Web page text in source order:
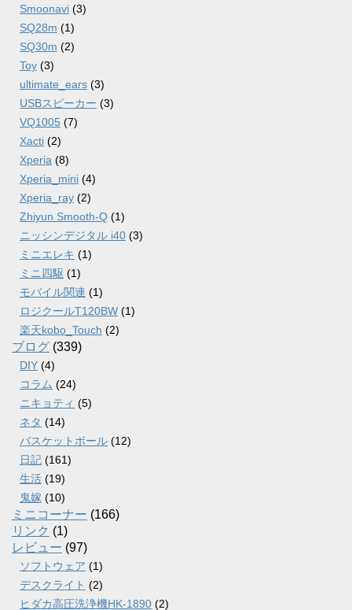
Smoonavi (3)
SQ28m (1)
SQ30m (2)
Toy (3)
ultimate_ears (3)
USBスピーカー (3)
VQ1005 (7)
Xacti (2)
Xperia (8)
Xperia_mini (4)
Xperia_ray (2)
Zhiyun Smooth-Q (1)
ニッシンデジタル i40 (3)
ミニエレキ (1)
ミニ四駆 (1)
モバイル関連 (1)
ロジクールT120BW (1)
楽天kobo_Touch (2)
ブログ (339)
DIY (4)
コラム (24)
ニキョティ (5)
ネタ (14)
バスケットボール (12)
日記 (161)
生活 (19)
鬼嫁 (10)
ミニコーナー (166)
リンク (1)
レビュー (97)
ソフトウェア (1)
デスクライト (2)
ヒダカ高圧洗浄機HK-1890 (2)